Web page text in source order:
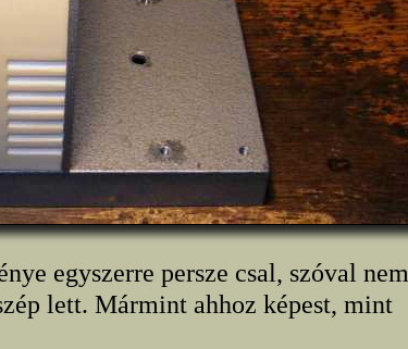
egyszerre persze csal, szóval nem
lett. Mármint ahhoz képest, mint